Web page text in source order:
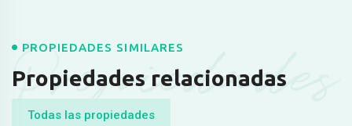
Propiedades
PROPIEDADES SIMILARES
Propiedades relacionadas
Todas las propiedades